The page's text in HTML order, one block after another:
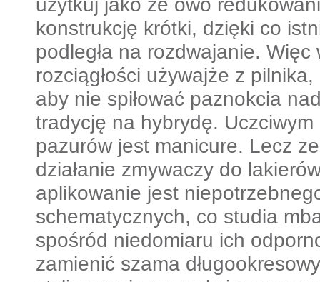
użytkuj jako że owo
konstrukcję krótki, dzięki co
podległa na rozdwajanie.
rozciągłości używajże z
aby nie spiłować paznokcia
tradycję na hybrydę.
pazurów jest manicure. Lecz
działanie zmywaczy do
aplikowanie jest
schematycznych, co studia
spośród niedomiaru ich
zamienić szama